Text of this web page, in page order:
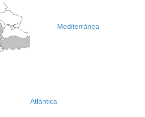
Mediterránea
Atlántica